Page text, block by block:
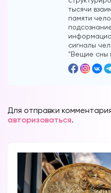
тысячи
памяти
сигналы
"Вещие сны
Для отправки
авторизоваться.
Вы можете
снах
помощью
информацию во